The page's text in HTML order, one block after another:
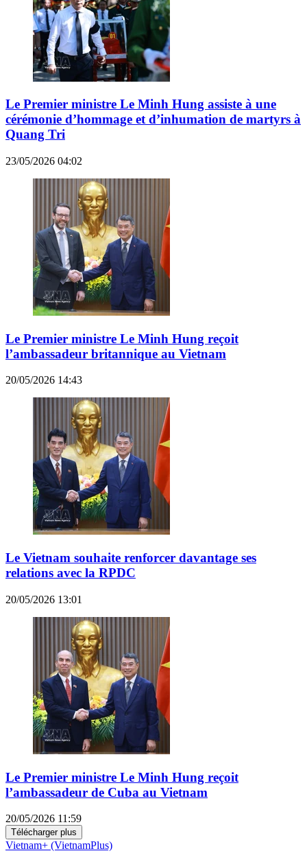
Le Premier ministre Le Minh Hung assiste à une
cérémonie d’hommage et d’inhumation de martyrs à
Quang Tri
23/05/2026 04:02
Le Premier ministre Le Minh Hung reçoit
l’ambassadeur britannique au Vietnam
20/05/2026 14:43
Le Vietnam souhaite renforcer davantage ses
relations avec la RPDC
20/05/2026 13:01
Le Premier ministre Le Minh Hung reçoit
l’ambassadeur de Cuba au Vietnam
20/05/2026 11:59
Télécharger plus
Vietnam+ (VietnamPlus)